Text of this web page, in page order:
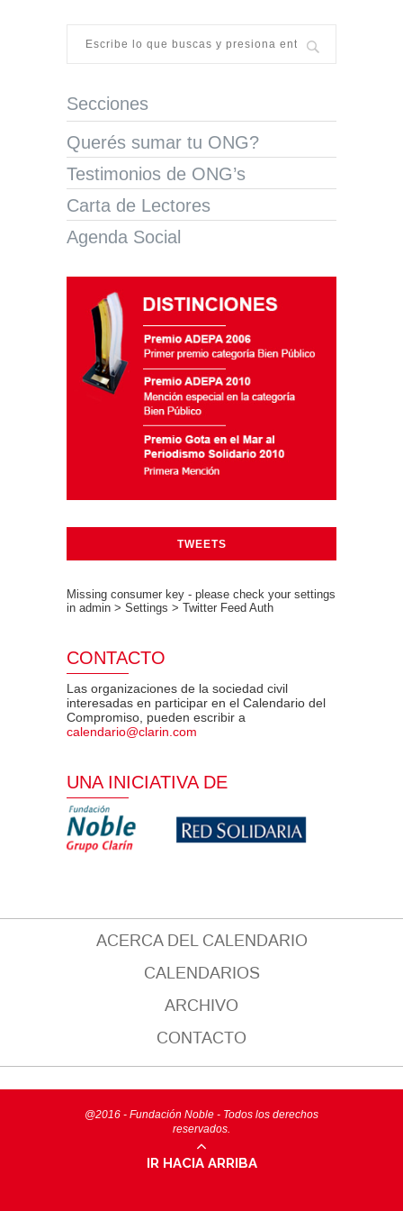
Secciones
Querés sumar tu ONG?
Testimonios de ONG’s
Carta de Lectores
Agenda Social
TWEETS
Missing consumer key - please check your settings
in admin > Settings > Twitter Feed Auth
CONTACTO
Las organizaciones de la sociedad civil
interesadas en participar en el Calendario del
Compromiso, pueden escribir a
calendario@clarin.com
UNA INICIATIVA DE
ACERCA DEL CALENDARIO
CALENDARIOS
ARCHIVO
CONTACTO
@2016 - Fundación Noble - Todos los derechos
reservados.
IR HACIA ARRIBA